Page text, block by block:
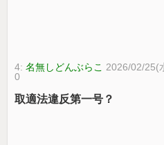
4:名無しどんぶらこ 2026/02/25(
0
取適法違反第一号？